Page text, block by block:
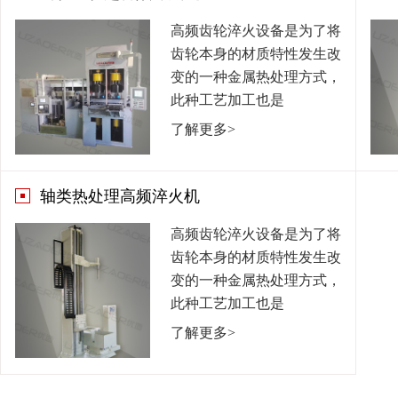
高频齿轮淬火设备是为了将
齿轮本身的材质特性发生改
变的一种金属热处理方式，
此种工艺加工也是
了解更多>
轴类热处理高频淬火机
高频齿轮淬火设备是为了将
齿轮本身的材质特性发生改
变的一种金属热处理方式，
此种工艺加工也是
了解更多>